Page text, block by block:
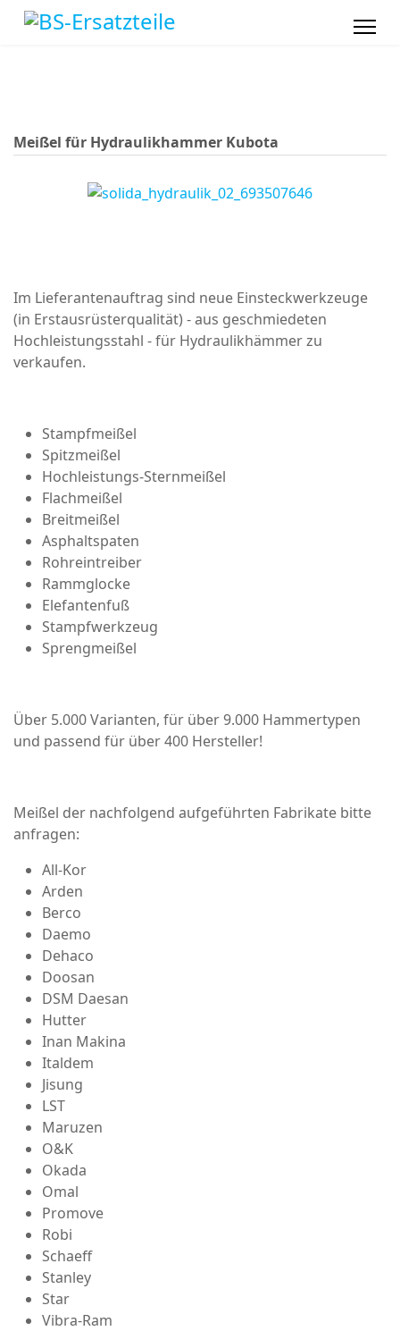
Meißel für Hydraulikhammer Kubota
Im Lieferantenauftrag sind neue Einsteckwerkzeuge
(in Erstausrüsterqualität) - aus geschmiedeten
Hochleistungsstahl - für Hydraulikhämmer zu
verkaufen.
Stampfmeißel
Spitzmeißel
Hochleistungs-Sternmeißel
Flachmeißel
Breitmeißel
Asphaltspaten
Rohreintreiber
Rammglocke
Elefantenfuß
Stampfwerkzeug
Sprengmeißel
Über 5.000 Varianten, für über 9.000 Hammertypen
und passend für über 400 Hersteller!
Meißel der nachfolgend aufgeführten Fabrikate bitte
anfragen:
All-Kor
Arden
Berco
Daemo
Dehaco
Doosan
DSM Daesan
Hutter
Inan Makina
Italdem
Jisung
LST
Maruzen
O&K
Okada
Omal
Promove
Robi
Schaeff
Stanley
Star
Vibra-Ram